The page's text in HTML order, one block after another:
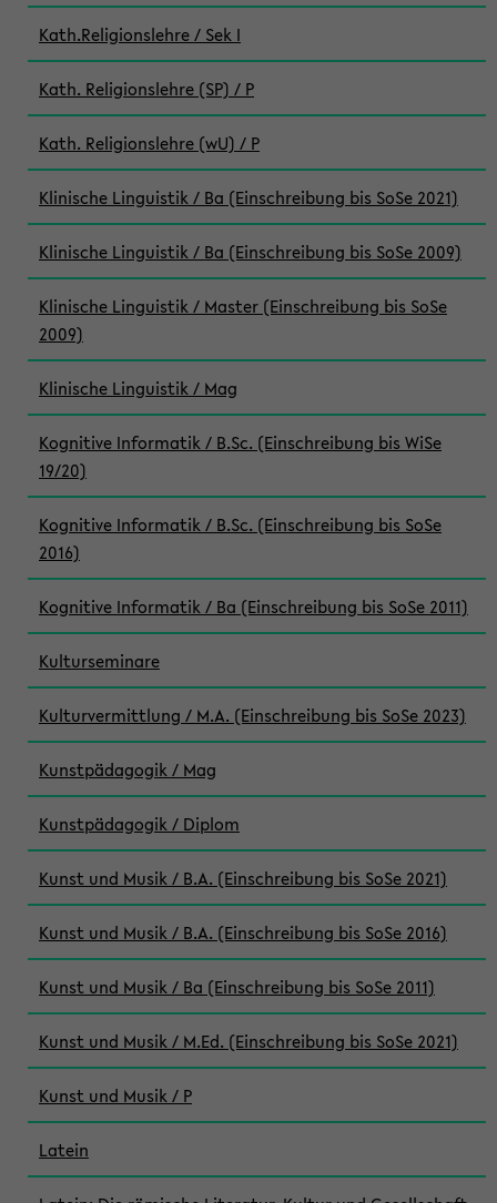
Kath.Religionslehre / Sek I
Kath. Religionslehre (SP) / P
Kath. Religionslehre (wU) / P
Klinische Linguistik / Ba (Einschreibung bis SoSe 2021)
Klinische Linguistik / Ba (Einschreibung bis SoSe 2009)
Klinische Linguistik / Master (Einschreibung bis SoSe
2009)
Klinische Linguistik / Mag
Kognitive Informatik / B.Sc. (Einschreibung bis WiSe
19/20)
Kognitive Informatik / B.Sc. (Einschreibung bis SoSe
2016)
Kognitive Informatik / Ba (Einschreibung bis SoSe 2011)
Kulturseminare
Kulturvermittlung / M.A. (Einschreibung bis SoSe 2023)
Kunstpädagogik / Mag
Kunstpädagogik / Diplom
Kunst und Musik / B.A. (Einschreibung bis SoSe 2021)
Kunst und Musik / B.A. (Einschreibung bis SoSe 2016)
Kunst und Musik / Ba (Einschreibung bis SoSe 2011)
Kunst und Musik / M.Ed. (Einschreibung bis SoSe 2021)
Kunst und Musik / P
Latein